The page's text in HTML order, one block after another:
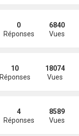
0
Réponses
6840
Vues
10
Réponses
18074
Vues
4
Réponses
8589
Vues